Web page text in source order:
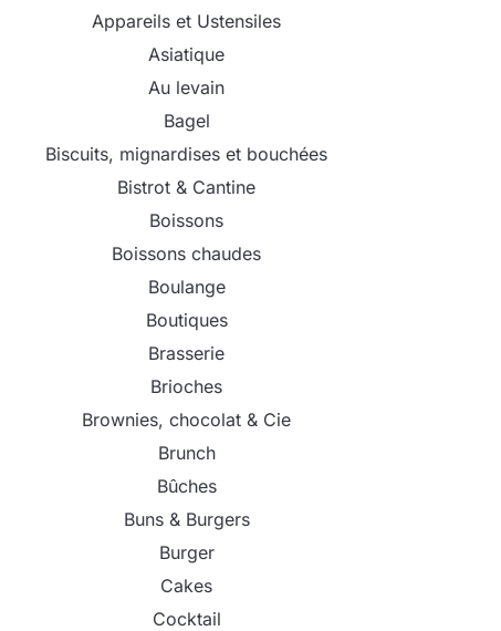
Appareils et Ustensiles
Asiatique
Au levain
Bagel
Biscuits, mignardises et bouchées
Bistrot & Cantine
Boissons
Boissons chaudes
Boulange
Boutiques
Brasserie
Brioches
Brownies, chocolat & Cie
Brunch
Bûches
Buns & Burgers
Burger
Cakes
Cocktail